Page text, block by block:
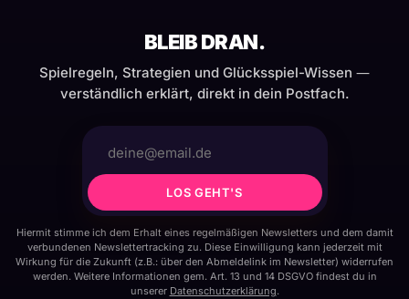
BLEIB DRAN.
Spielregeln, Strategien und Glücksspiel-Wissen —
verständlich erklärt, direkt in dein Postfach.
LOS GEHT'S
Hiermit stimme ich dem Erhalt eines regelmäßigen Newsletters und dem damit
verbundenen Newslettertracking zu. Diese Einwilligung kann jederzeit mit
Wirkung für die Zukunft (z.B.: über den Abmeldelink im Newsletter) widerrufen
werden. Weitere Informationen gem. Art. 13 und 14 DSGVO findest du in
unserer Datenschutzerklärung.